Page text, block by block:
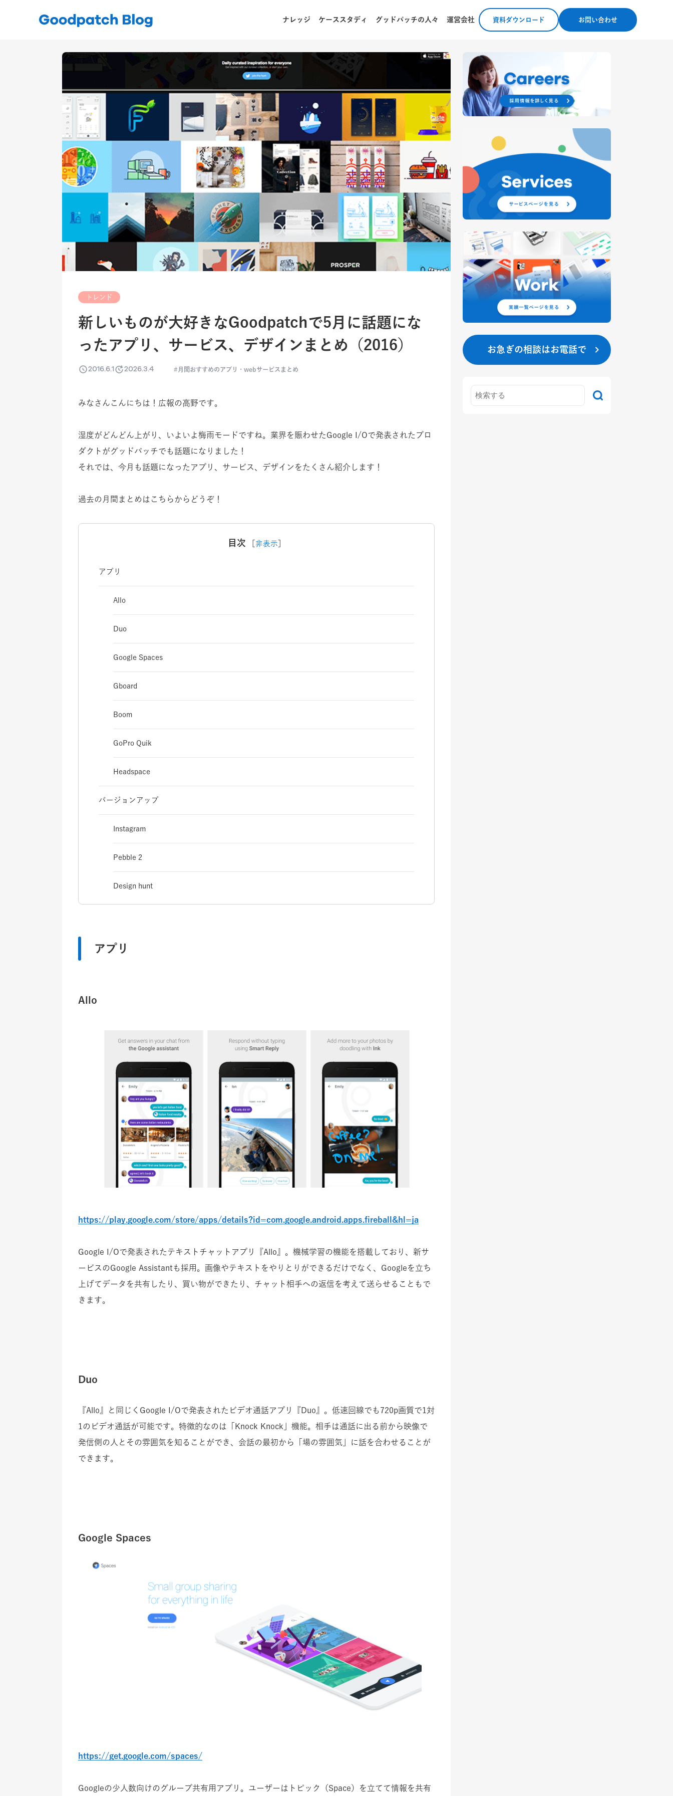
ナレッジ ケーススタディ グッドパッチの人々 運営会社 資料ダウンロード お問い合わせ
トレンド
新しいものが大好きなGoodpatchで5月に話題にな
ったアプリ、サービス、デザインまとめ（2016）
2016.6.1 2026.3.4 月間おすすめのアプリ・webサービスまとめ
みなさんこんにちは！広報の高野です。
湿度がどんどん上がり、いよいよ梅雨モードですね。業界を賑わせたGoogle I/Oで発表されたプロ
ダクトがグッドパッチでも話題になりました！
それでは、今月も話題になったアプリ、サービス、デザインをたくさん紹介します！
過去の月間まとめはこちらからどうぞ！
目次 非表示
アプリ
Allo
Duo
Google Spaces
Gboard
Boom
GoPro Quik
Headspace
バージョンアップ
Instagram
Pebble 2
Design hunt
アプリ
Allo
https://play.google.com/store/apps/details?id=com.google.android.apps.fireball&hl=ja
Google I/Oで発表されたテキストチャットアプリ『Allo』。機械学習の機能を搭載しており、新サ
ービスのGoogle Assistantも採用。画像やテキストをやりとりができるだけでなく、Googleを立ち
上げてデータを共有したり、買い物ができたり、チャット相手への返信を考えて送らせることもで
きます。
Duo
『Allo』と同じくGoogle I/Oで発表されたビデオ通話アプリ『Duo』。低速回線でも720p画質で1対
1のビデオ通話が可能です。特徴的なのは「Knock Knock」機能。相手は通話に出る前から映像で
発信側の人とその雰囲気を知ることができ、会話の最初から「場の雰囲気」に話を合わせることが
できます。
Google Spaces
https://get.google.com/spaces/
Googleの少人数向けのグループ共有用アプリ。ユーザーはトピック（Space）を立てて情報を共有
お急ぎの相談はお電話で